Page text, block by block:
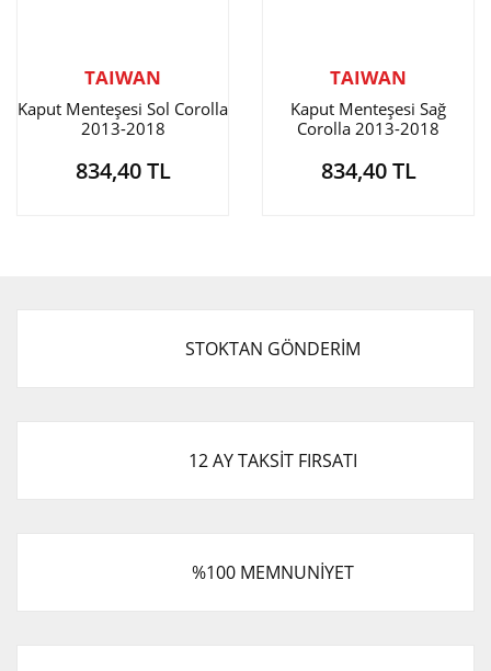
TAIWAN
Kaput Menteşesi Sol Corolla
2013-2018
834,40 TL
TAIWAN
Kaput Menteşesi Sağ
Corolla 2013-2018
834,40 TL
STOKTAN GÖNDERİM
12 AY TAKSİT FIRSATI
%100 MEMNUNİYET